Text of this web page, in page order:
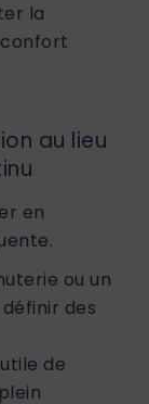
la
au lieu
en
ou un
des
de